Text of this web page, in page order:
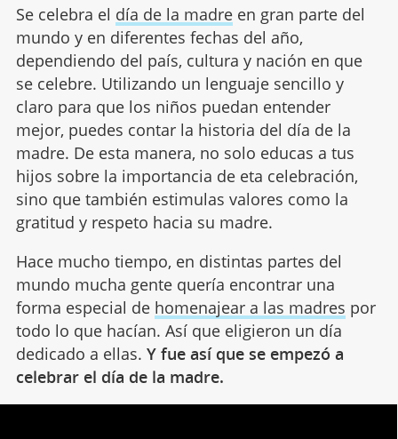
Se celebra el día de la madreen gran parte del
mundo y en diferentes fechas del año,
dependiendo del país, cultura y nación en que
se celebre. Utilizando un lenguaje sencillo y
claro para que los niños puedan entender
mejor, puedes contar la historia del día de la
madre. De esta manera, no solo educas a tus
hijos sobre la importancia de eta celebración,
sino que también estimulas valores como la
gratitud y respeto hacia su madre.
Hace mucho tiempo, en distintas partes del
mundo mucha gente quería encontrar una
forma especial de homenajear a las madres por
todo lo que hacían. Así que eligieron un día
dedicado a ellas. Y fue así que se empezó a
celebrar el día de la madre.